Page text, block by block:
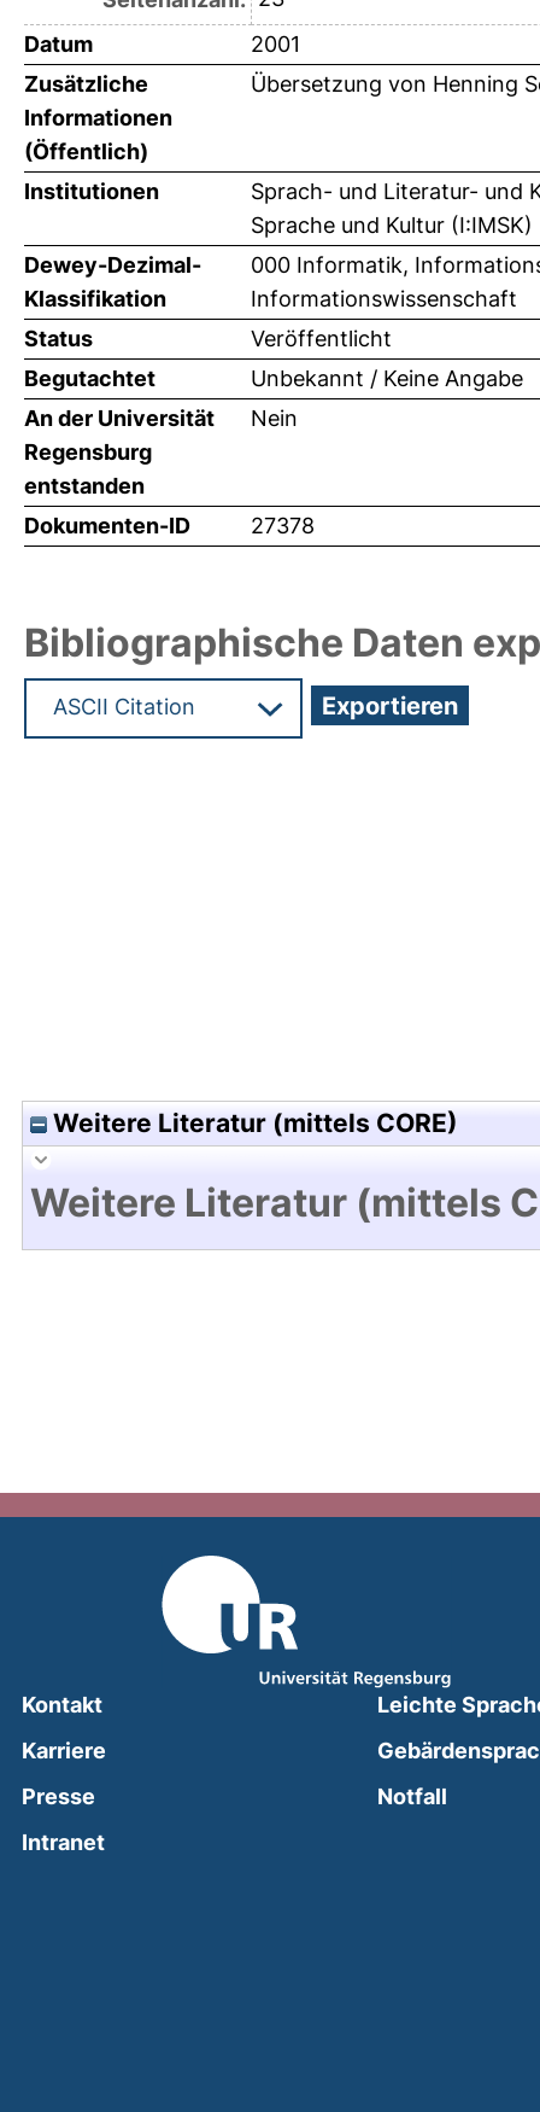
Datum
2001
Zusätzliche
Informationen
(Öffentlich)
Übersetzung von Henning
Institutionen
Sprach- und Literatur- und
Sprache und Kultur
Dewey-Dezimal-
Klassifikation
000 Informatik,
Informationswissenschaft
Status
Veröffentlicht
Begutachtet
Unbekannt / Keine Angabe
An der Universität
Regensburg
entstanden
Nein
Dokumenten-ID 27378
Bibliographische Daten
Weitere Literatur (mittels CORE)
Weitere Literatur (mittels
Kontakt
Karriere
Presse
Intranet(external link, opens in a new window)
Leichte
Notfall